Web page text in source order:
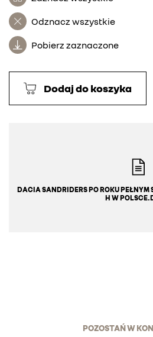
Odznacz wszystkie
Pobierz zaznaczone
Dodaj do koszyka
DACIA SANDRIDERS PO ROKU PEŁNYM
H W
POZOSTAŃ W